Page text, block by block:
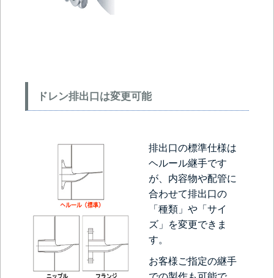
ドレン排出口は変更可能
排出口の標準仕様は
ヘルール継手です
が、内容物や配管に
合わせて排出口の
「種類」や「サイ
ズ」を変更できま
す。
お客様ご指定の継手